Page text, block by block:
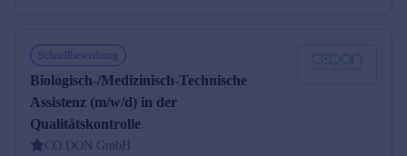
Schnellbewerbung
Biologisch-/Medizinisch-Technische
Assistenz (m/w/d) in der
Qualitätskontrolle
CO.DON GmbH